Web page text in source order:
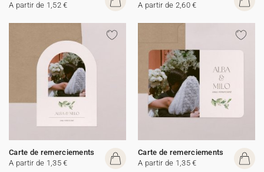
A partir de 1,52 €
A partir de 2,60 €
Carte de remerciements
A partir de 1,35 €
Carte de remerciements
A partir de 1,35 €